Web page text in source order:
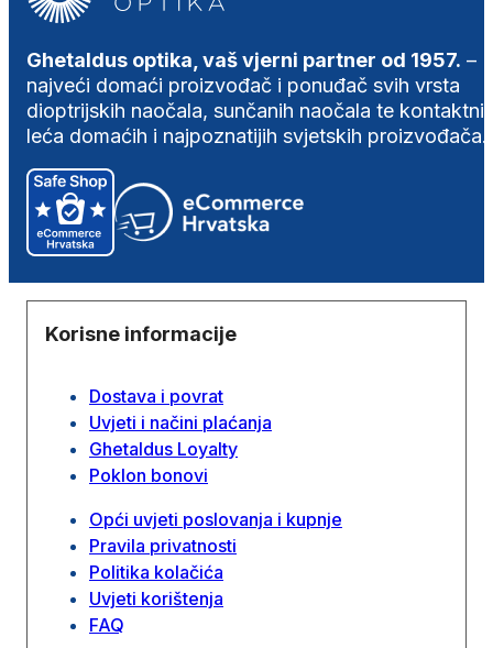
Ghetaldus optika, vaš vjerni partner od 1957. –
najveći domaći proizvođač i ponuđač svih vrsta
dioptrijskih naočala, sunčanih naočala te
leća domaćih i najpoznatijih svjetskih proizvođača.
Korisne informacije
Dostava i povrat
Uvjeti i načini plaćanja
Ghetaldus Loyalty
Poklon bonovi
Opći uvjeti poslovanja i kupnje
Pravila privatnosti
Politika kolačića
Uvjeti korištenja
FAQ